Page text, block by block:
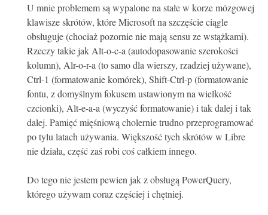
U mnie problemem są wypalone na stałe w korze mózgowej
klawisze skrótów, które Microsoft na szczęście ciągle
obsługuje (chociaż pozornie nie mają sensu ze wstążkami).
Rzeczy takie jak Alt-o-c-a (autodopasowanie szerokości
kolumn), Alr-o-r-a (to samo dla wierszy, rzadziej używane),
Ctrl-1 (formatowanie komórek), Shift-Ctrl-p (formatowanie
fontu, z domyślnym fokusem ustawionym na wielkość
czcionki), Alt-e-a-a (wyczyść formatowanie) i tak dalej i tak
dalej. Pamięć mięśniową cholernie trudno przeprogramować
po tylu latach używania. Większość tych skrótów w Libre
nie działa, część zaś robi coś całkiem innego.
Do tego nie jestem pewien jak z obsługą PowerQuery,
którego używam coraz częściej i chętniej.